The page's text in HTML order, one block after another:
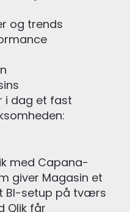
og trends
i dag et fast
med Capana-
giver Magasin et
BI-setup på tværs
Qlik får